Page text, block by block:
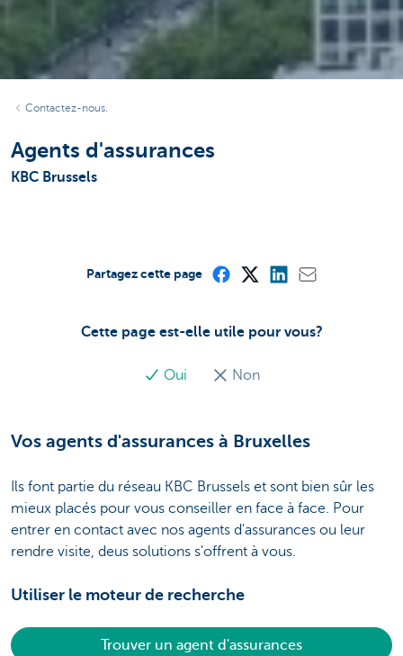
Contactez-nous.
Agents d'assurances
KBC Brussels
Cette page est-elle utile pour vous?
Oui Non
Partagez cette page
Vos agents d'assurances à Bruxelles
Ils font partie du réseau KBC Brussels et sont bien sûr les
mieux placés pour vous conseiller en face à face. Pour
entrer en contact avec nos agents d'assurances ou leur
rendre visite, deus solutions s'offrent à vous.
Utiliser le moteur de recherche
Trouver un agent d'assurances